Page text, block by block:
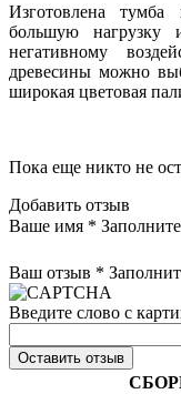
Изготовлена тумба
большую нагрузку
негативному
древесины можно
широкая цветовая
Пока еще никто не
Добавить отзыв
Ваше имя *
Ваш отзыв *
Введите слово с
Оставить отзыв